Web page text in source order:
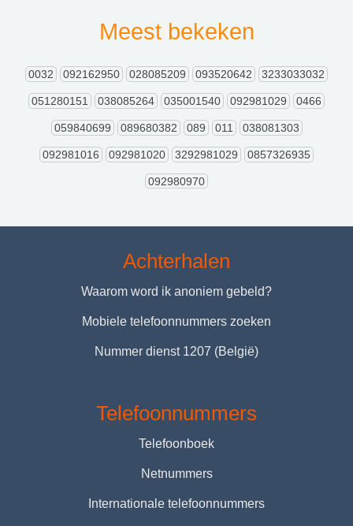
Meest bekeken
0032 092162950 028085209 093520642 3233033032
051280151 038085264 035001540 092981029 0466
059840699 089680382 089 011 038081303
092981016 092981020 3292981029 0857326935
092980970
Achterhalen
Waarom word ik anoniem gebeld?
Mobiele telefoonnummers zoeken
Nummer dienst 1207 (België)
Telefoonnummers
Telefoonboek
Netnummers
Internationale telefoonnummers